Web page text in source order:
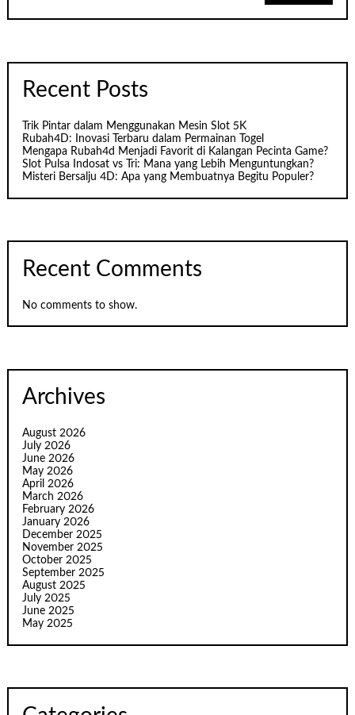
Recent Posts
Trik Pintar dalam Menggunakan Mesin Slot 5K
Rubah4D: Inovasi Terbaru dalam Permainan Togel
Mengapa Rubah4d Menjadi Favorit di Kalangan Pecinta Game?
Slot Pulsa Indosat vs Tri: Mana yang Lebih Menguntungkan?
Misteri Bersalju 4D: Apa yang Membuatnya Begitu Populer?
Recent Comments
No comments to show.
Archives
August 2026
July 2026
June 2026
May 2026
April 2026
March 2026
February 2026
January 2026
December 2025
November 2025
October 2025
September 2025
August 2025
July 2025
June 2025
May 2025